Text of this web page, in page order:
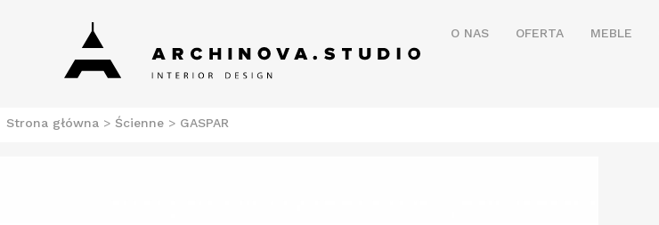
Archinova Studio
Salon meblowy Szczecin. Meble nowoczesne. O NAS OFERTA MEBLE
Strona główna > Ścienne > GASPAR